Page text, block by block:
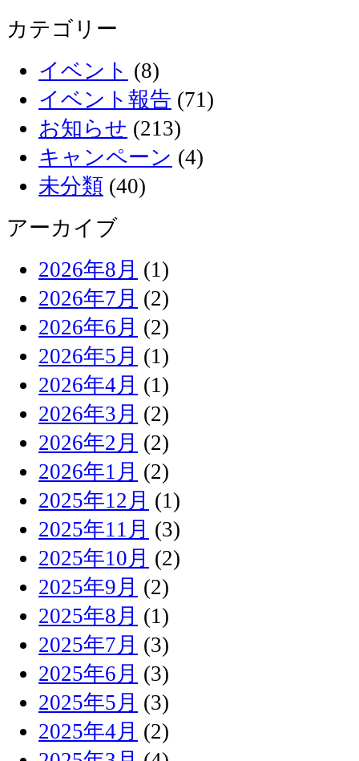
カテゴリー
イベント (8)
イベント報告 (71)
お知らせ (213)
キャンペーン (4)
未分類 (40)
アーカイブ
2026年8月 (1)
2026年7月 (2)
2026年6月 (2)
2026年5月 (1)
2026年4月 (1)
2026年3月 (2)
2026年2月 (2)
2026年1月 (2)
2025年12月 (1)
2025年11月 (3)
2025年10月 (2)
2025年9月 (2)
2025年8月 (1)
2025年7月 (3)
2025年6月 (3)
2025年5月 (3)
2025年4月 (2)